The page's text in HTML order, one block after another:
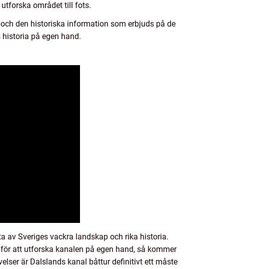
området till fots.
den historiska information som erbjuds på de
på egen hand.
av Sveriges vackra landskap och rika historia.
att utforska kanalen på egen hand, så kommer
är Dalslands kanal båttur definitivt ett måste